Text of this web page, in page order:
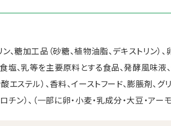
、糖加工品（砂糖、植物油脂、デキストリン
塩、乳等を主要原料とする食品、発酵風味液
エステル）、香料、イーストフード、膨脹剤、グ
チン）、（一部に卵・小麦・乳成分・大豆・アー